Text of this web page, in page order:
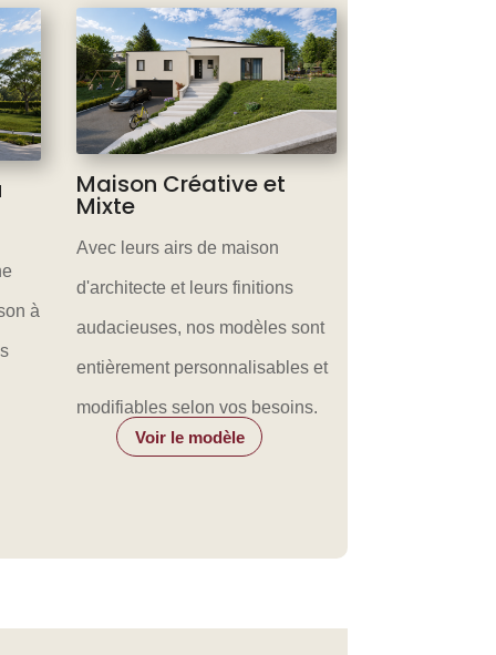
à
Maison Créative et
Mixte
Avec leurs airs de maison
d'architecte et leurs finitions
audacieuses, nos modèles sont
entièrement personnalisables et
modifiables selon vos besoins.
Voir le modèle